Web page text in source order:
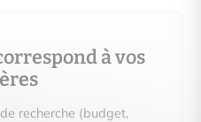
à vos
recherche (budget,